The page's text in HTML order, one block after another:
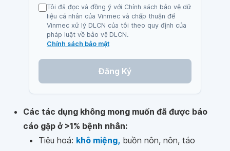
Tôi đã đọc và đồng ý với Chính sách bảo vệ dữ
liệu cá nhân của Vinmec và chấp thuận để
Vinmec xử lý DLCN của tôi theo quy định của
pháp luật về bảo vệ DLCN.
Chính sách bảo mật
Đăng Ký
Các tác dụng không mong muốn đã được báo
cáo gặp ở >1% bệnh nhân:
Tiêu hoá: khô miệng, buồn nôn, nôn, táo